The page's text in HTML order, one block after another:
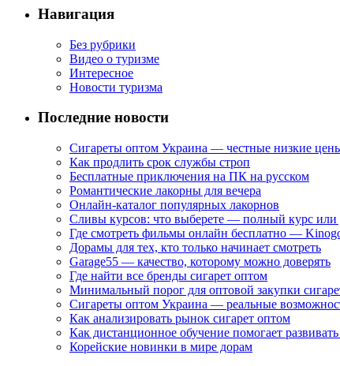
Навигация
Без рубрики
Видео о туризме
Интересное
Новости туризма
Последние новости
Сигареты оптом Украина — честные низкие
Как продлить срок службы строп
Бесплатные приключения на ПК на русском
Романтические лакорны для вечера
Онлайн-каталог популярных лакорнов
Сливы курсов: что выберете — полный курс или
Где смотреть фильмы онлайн бесплатно —
Дорамы для тех, кто только начинает смотреть
Garage55 — качество, которому можно доверять
Где найти все бренды сигарет оптом
Минимальный порог для оптовой закупки
Сигареты оптом Украина — реальные
Как анализировать рынок сигарет оптом
Как дистанционное обучение помогает развивать
Корейские новинки в мире дорам